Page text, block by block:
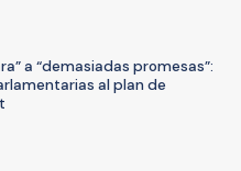
a “demasiadas promesas”:
al plan de